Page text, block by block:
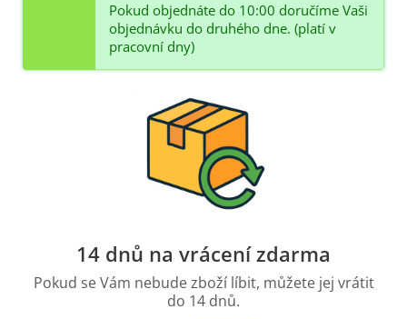
Pokud objednáte do 10:00 doručíme Vaši
objednávku do druhého dne. (platí v
pracovní dny)
14 dnů na vrácení zdarma
Pokud se Vám nebude zboží líbit, můžete jej vrátit
do 14 dnů.